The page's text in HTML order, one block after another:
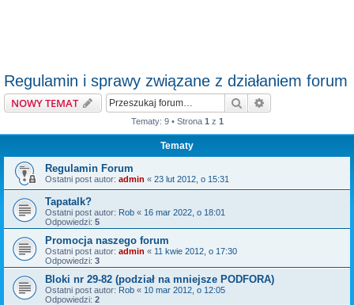
Regulamin i sprawy związane z działaniem forum
NOWY TEMAT Szukaj
Tematy: 9 • Strona 1 z 1
Tematy
Regulamin Forum
Ostatni post autor: admin « 23 lut 2012, o 15:31
Tapatalk?
Ostatni post autor: Rob « 16 mar 2022, o 18:01
Odpowiedzi: 5
Promocja naszego forum
Ostatni post autor: admin « 11 kwie 2012, o 17:30
Odpowiedzi: 3
Bloki nr 29-82 (podział na mniejsze PODFORA)
Ostatni post autor: Rob « 10 mar 2012, o 12:05
Odpowiedzi: 2